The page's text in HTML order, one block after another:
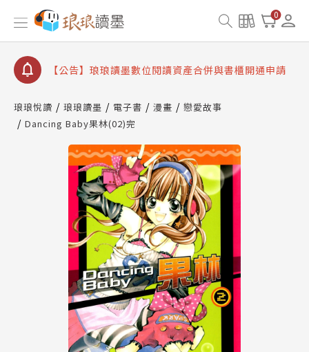
0
查詢
【公告】因 Readmoo 讀墨系統維護中，本站同步暫
停部分閱讀服務
【公告】琅琅讀墨 3 分鐘完成書櫃開通與資產合併申
請圖文教學
【公告】琅琅書店服務升級重要說明及資產合併結果
查詢
【公告】因 Readmoo 讀墨系統維護中，本站同步暫
停部分閱讀服務
琅琅悅讀 琅琅讀墨 電子書 漫畫
戀愛故事
Dancing Baby果林(02)完